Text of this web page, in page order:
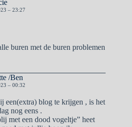
– 23:27
buren met de buren problemen
/Ben
– 00:32
een(extra) blog te krijgen , is het
nog eens .
met een dood vogeltje” heet